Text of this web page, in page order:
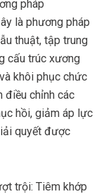
pháp
là phương pháp
thuật, tập trung
cấu trúc xương
khôi phục chức
điều chỉnh các
hồi, giảm áp lực
quyết được
trội: Tiêm khớp